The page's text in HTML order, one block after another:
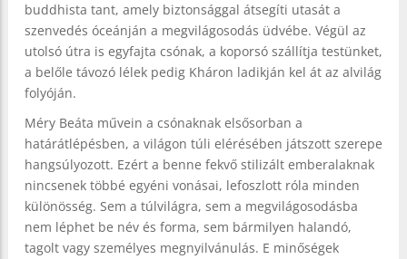
buddhista tant, amely biztonsággal átsegíti utasát a
szenvedés óceánján a megvilágosodás üdvébe. Végül az
utolsó útra is egyfajta csónak, a koporsó szállítja testünket,
a belőle távozó lélek pedig Kháron ladikján kel át az alvilág
folyóján.
Méry Beáta művein a csónaknak elsősorban a
határátlépésben, a világon túli elérésében játszott szerepe
hangsúlyozott. Ezért a benne fekvő stilizált emberalaknak
nincsenek többé egyéni vonásai, lefoszlott róla minden
különösség. Sem a túlvilágra, sem a megvilágosodásba
nem léphet be név és forma, sem bármilyen halandó,
tagolt vagy személyes megnyilvánulás. E minőségek